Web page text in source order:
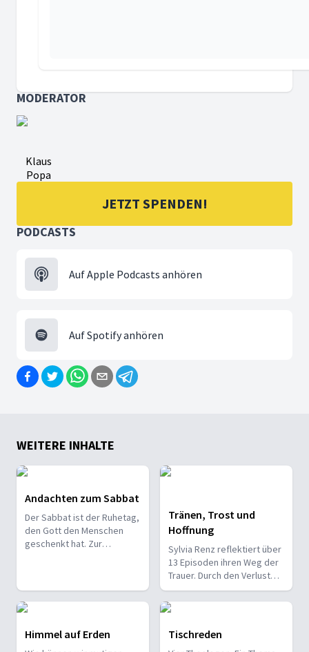
28. JANUAR 2025
21. JANUAR 2025
14. JANUAR 2025
Krieg zwischen Juda und Israel (276)
7. JANUAR 2025
Die Begegnung zwischen dem Propheten
Joahas und Joasch werden nacheinander Könige Israel.
17. DEZEMBER 2024
MODERATOR
Klaus
Popa
JETZT SPENDEN!
PODCASTS
Auf Apple Podcasts anhören
Auf Spotify anhören
WEITERE INHALTE
Andachten zum Sabbat
Der Sabbat ist der Ruhetag,
den Gott den Menschen
geschenkt hat. Zur
Tränen, Trost und
Hoffnung
Sylvia Renz reflektiert über
13 Episoden ihren Weg der
Trauer. Durch den Verlust
ihrer Tochter stürzt sie
zunächst in ein tiefes Loch.
Doch mit der Zeit findet sie
Heilung und entdeckt, wie
das Leben trotzdem
Himmel auf Erden Tischreden